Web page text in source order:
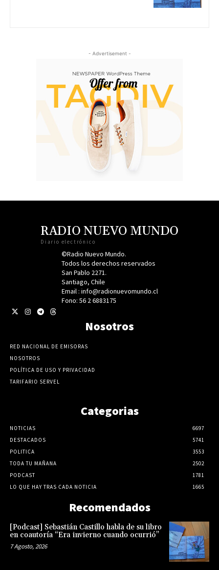
- Advertisement -
RADIO NUEVO MUNDO
Diario electrónico
©Radio Nuevo Mundo.
Todos los derechos reservados
San Pablo 2271.
Santiago, Chile
Email : info@radionuevomundo.cl
Fono: 56 2 6883175
Nosotros
RED NACIONAL DE EMISORAS
NOSOTROS
POLÍTICA DE USO Y PRIVACIDAD
TARIFARIO SERVEL
Categorias
NOTICIAS
6697
DESTACADOS
5741
POLITICA
3553
TODA TU MAÑANA
2502
PODCAST
1781
LO QUE HAY TRAS CADA NOTICIA
1665
Recomendados
[Podcast] Sebastián Castillo habla de su libro
en coautoría “Era invierno cuando ocurrió”
7 Agosto, 2026